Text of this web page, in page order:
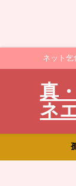
ネット乞
真
ネ